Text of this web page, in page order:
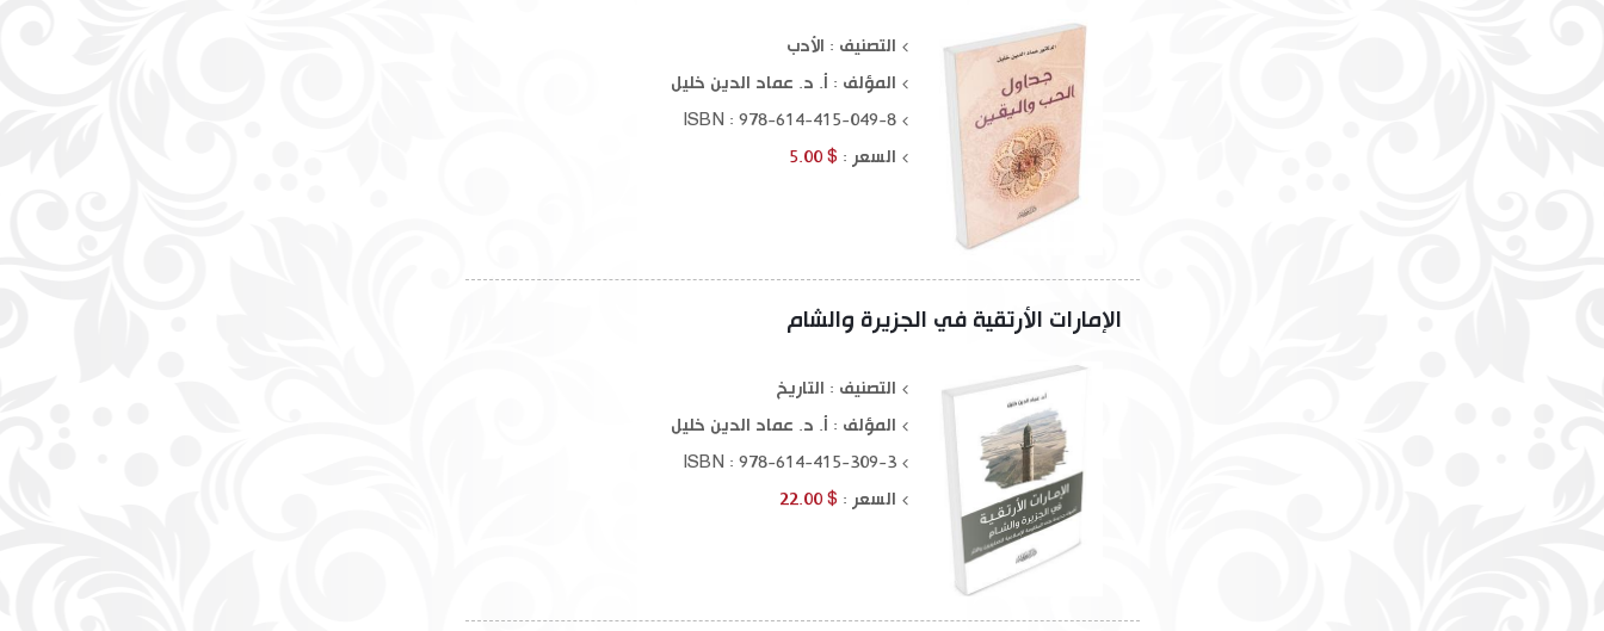
التصنيف : الأدب
المؤلف : أ. د. عماد الدين خليل
ISBN : 978-614-415-049-8
السعر : $ 5.00
الإمارات الأرتقية في الجزيرة والشام
التصنيف : التاريخ
المؤلف : أ. د. عماد الدين خليل
ISBN : 978-614-415-309-3
السعر : $ 22.00